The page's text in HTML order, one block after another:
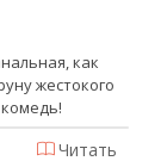
как
жестокого
Читать